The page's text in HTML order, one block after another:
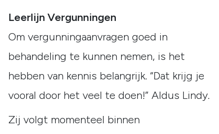
Leerlijn Vergunningen
Om vergunningaanvragen goed in
behandeling te kunnen nemen, is het
hebben van kennis belangrijk. “Dat krijg je
vooral door het veel te doen!” Aldus Lindy.
Zij volgt momenteel binnen